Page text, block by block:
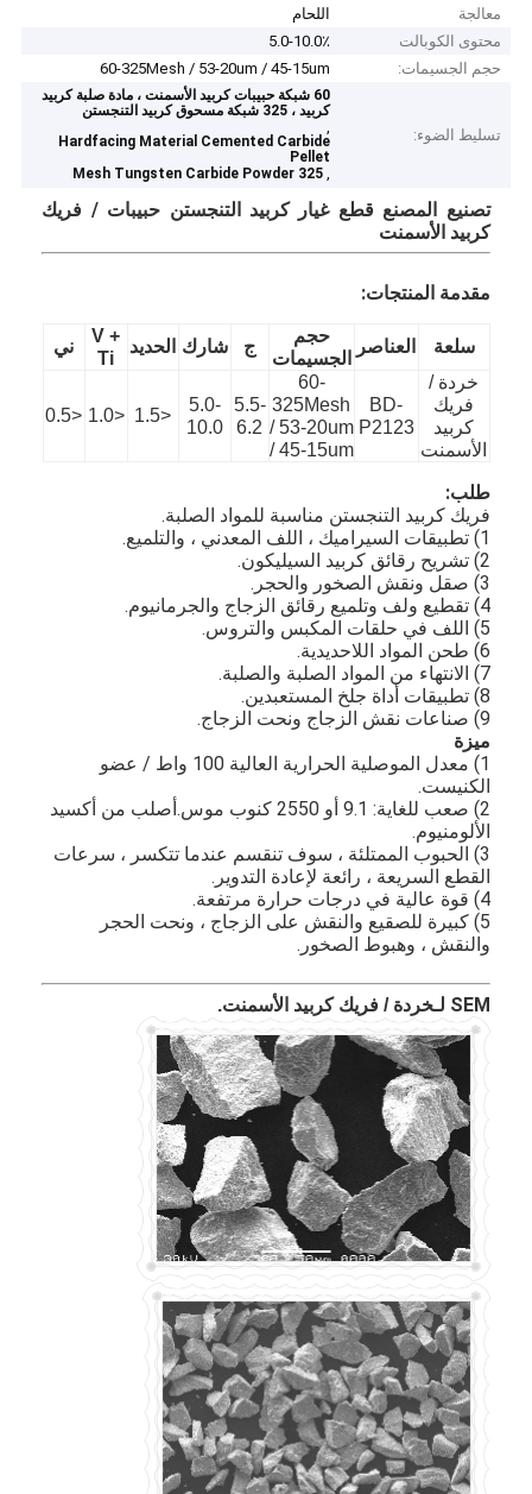
المنزل
المنتجات
حولنا
معالجة
اللحام
محتوى الكوبالت
5.0-10.0٪
حجم الجسيمات:
60-325Mesh / 53-20um / 45-15um
تسليط الضوء:
60 شبكة حبيبات كربيد الأسمنت ، مادة صلبة كربيد
كربيد ، 325 شبكة مسحوق كربيد التنجستن
,
Hardfacing Material Cemented Carbide
Pellet
,
325 Mesh Tungsten Carbide Powder
تصنيع المصنع قطع غيار كربيد التنجستن حبيبات / فريك
كربيد الأسمنت
مقدمة المنتجات:
سلعة العناصر
حجم
الجسيمات
ج شارك الحديد V +
Ti
ني
خردة /
فريك
كربيد
الأسمنت
BD-
P2123
60-
325Mesh
/ 53-20um
/ 45-15um
5.5-
6.2
5.0-
10.0
<1.5
<1.0
<0.5
طلب:
فريك كربيد التنجستن مناسبة للمواد الصلبة.
1) تطبيقات السيراميك ، اللف المعدني ، والتلميع.
2) تشريح رقائق كربيد السيليكون.
3) صقل ونقش الصخور والحجر.
4) تقطيع ولف وتلميع رقائق الزجاج والجرمانيوم.
5) اللف في حلقات المكبس والتروس.
6) طحن المواد اللاحديدية.
7) الانتهاء من المواد الصلبة والصلبة.
8) تطبيقات أداة جلخ المستعبدين.
9) صناعات نقش الزجاج ونحت الزجاج.
ميزة
1) معدل الموصلية الحرارية العالية 100 واط / عضو
الكنيست.
2) صعب للغاية: 9.1 أو 2550 كنوب موس.أصلب من أكسيد
الألومنيوم.
3) الحبوب الممتلئة ، سوف تنقسم عندما تتكسر ، سرعات
القطع السريعة ، رائعة لإعادة التدوير.
4) قوة عالية في درجات حرارة مرتفعة.
5) كبيرة للصقيع والنقش على الزجاج ، ونحت الحجر
والنقش ، وهبوط الصخور.
SEM لـ خردة / فريك كربيد الأسمنت.